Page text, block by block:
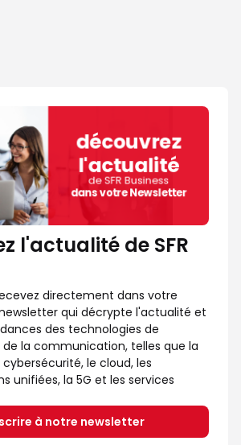
l'actualité de SFR
directement dans votre
qui décrypte l'actualité et
des technologies de
la communication, telles que la
le cloud, les
unifiées, la 5G et les services
à notre newsletter